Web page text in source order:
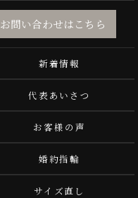
お問い合わせはこちら
新着情報
代表あいさつ
お客様の声
婚約指輪
サイズ直し